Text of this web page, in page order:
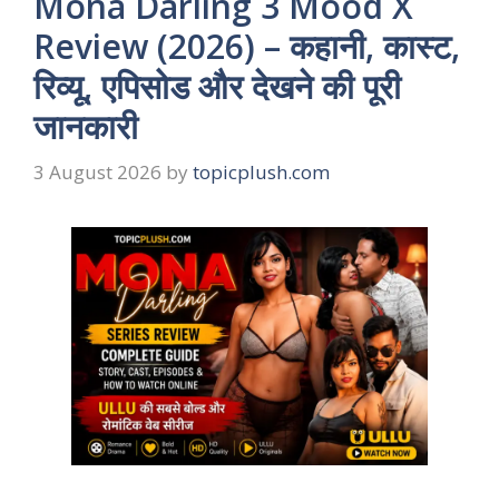
Review (2026) – कहानी, कास्ट,
रिव्यू, एपिसोड और देखने की पूरी
जानकारी
3 August 2026 by topicplush.com